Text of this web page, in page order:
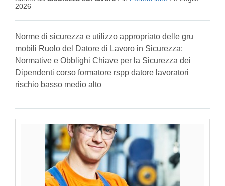
2026
Norme di sicurezza e utilizzo appropriato delle gru
mobili Ruolo del Datore di Lavoro in Sicurezza:
Normative e Obblighi Chiave per la Sicurezza dei
Dipendenti corso formatore rspp datore lavoratori
rischio basso medio alto